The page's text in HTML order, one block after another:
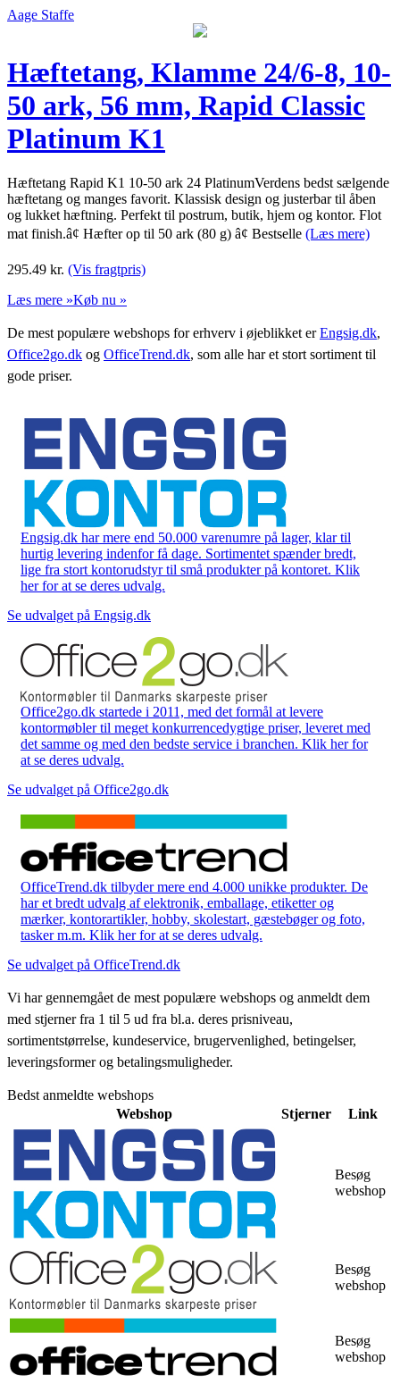
Aage Staffe
Hæftetang, Klamme 24/6-8, 10-
50 ark, 56 mm, Rapid Classic
Platinum K1
Hæftetang Rapid K1 10-50 ark 24 PlatinumVerdens bedst sælgende
hæftetang og manges favorit. Klassisk design og justerbar til åben
og lukket hæftning. Perfekt til postrum, butik, hjem og kontor. Flot
mat finish.â¢ Hæfter op til 50 ark (80 g) â¢ Bestselle (Læs mere)
295.49 kr. (Vis fragtpris)
Læs mere »Køb nu »
De mest populære webshops for erhverv i øjeblikket erEngsig.dk,
Office2go.dk og OfficeTrend.dk, som alle har et stort sortiment til
gode priser.
Engsig.dk har mere end 50.000 varenumre på lager, klar til
hurtig levering indenfor få dage. Sortimentet spænder bredt,
lige fra stort kontorudstyr til små produkter på kontoret. Klik
her for at se deres udvalg.
Se udvalget på Engsig.dk
Office2go.dk startede i 2011, med det formål at levere
kontormøbler til meget konkurrencedygtige priser, leveret med
det samme og med den bedste service i branchen. Klik her for
at se deres udvalg.
Se udvalget på Office2go.dk
OfficeTrend.dk tilbyder mere end 4.000 unikke produkter. De
har et bredt udvalg af elektronik, emballage, etiketter og
mærker, kontorartikler, hobby, skolestart, gæstebøger og foto,
tasker m.m. Klik her for at se deres udvalg.
Se udvalget på OfficeTrend.dk
Vi har gennemgået de mest populære webshops og anmeldt dem
med stjerner fra 1 til 5 ud fra bl.a. deres prisniveau,
sortimentstørrelse, kundeservice, brugervenlighed, betingelser,
leveringsformer og betalingsmuligheder.
Bedst anmeldte webshops
Webshop
Stjerner Link
Besøg
webshop
Besøg
webshop
Besøg
webshop